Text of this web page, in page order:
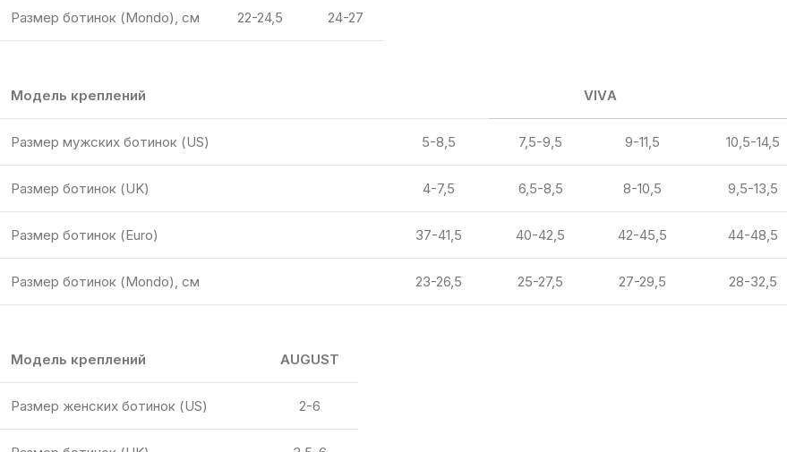
Размер ботинок (Mondo), см 22-24,5 24-27
Модель креплений VIVA
Размер мужских ботинок (US) 5-8,5 7,5-9,5 9-11,5 10,5-14,5
Размер ботинок (UK) 4-7,5 6,5-8,5 8-10,5 9,5-13,5
Размер ботинок (Euro) 37-41,5 40-42,5 42-45,5 44-48,5
Размер ботинок (Mondo), см 23-26,5 25-27,5 27-29,5 28-32,5
Модель креплений AUGUST
Размер женских ботинок (US) 2-6